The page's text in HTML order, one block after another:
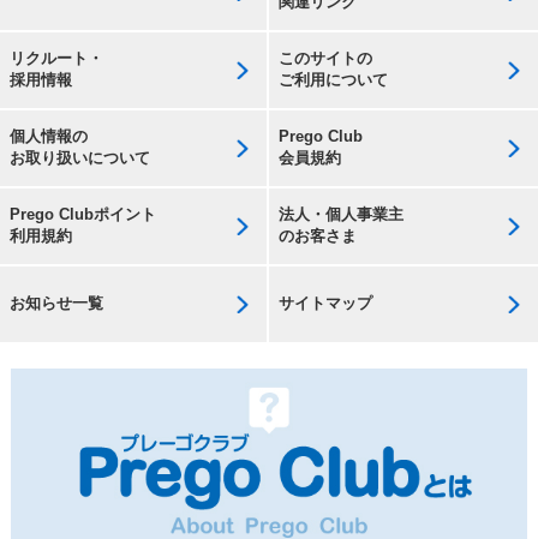
リクルート・
採用情報
このサイトの
ご利用について
個人情報の
お取り扱いについて
Prego Club
会員規約
Prego Clubポイント
利用規約
法人・個人事業主
のお客さま
お知らせ一覧 サイトマップ